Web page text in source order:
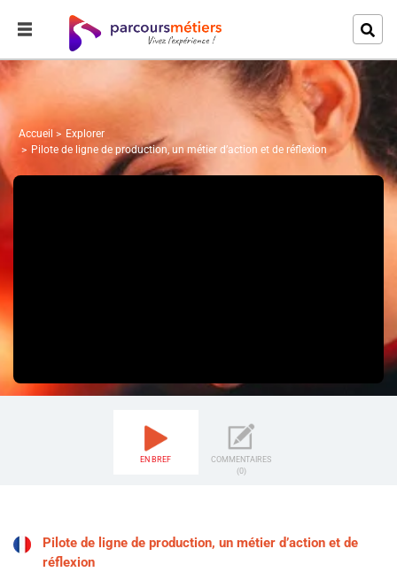
Accueil
Explorer
Pilote de ligne de production, un métier d’action et de réflexion
EN BREF
COMMENTAIRES
(0)
Pilote de ligne de production, un métier d’action et de
réflexion